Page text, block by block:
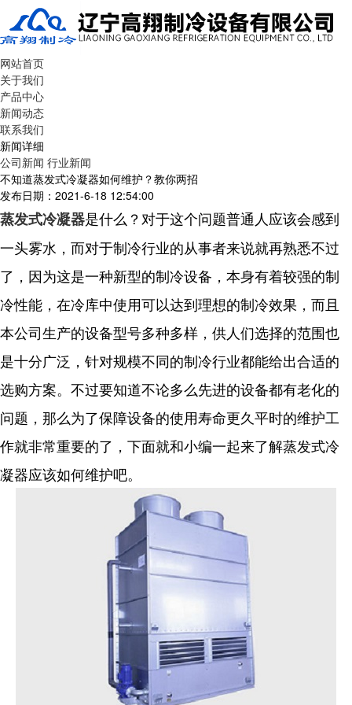
网站首页
关于我们
产品中心
新闻动态
联系我们
新闻详细
公司新闻 行业新闻
不知道蒸发式冷凝器如何维护？教你两招
发布日期：2021-6-18 12:54:00
蒸发式冷凝器是什么？对于这个问题普通人应该会感到
一头雾水，而对于制冷行业的从事者来说就再熟悉不过
了，因为这是一种新型的制冷设备，本身有着较强的制
冷性能，在冷库中使用可以达到理想的制冷效果，而且
本公司生产的设备型号多种多样，供人们选择的范围也
是十分广泛，针对规模不同的制冷行业都能给出合适的
选购方案。不过要知道不论多么先进的设备都有老化的
问题，那么为了保障设备的使用寿命更久平时的维护工
作就非常重要的了，下面就和小编一起来了解蒸发式冷
凝器应该如何维护吧。